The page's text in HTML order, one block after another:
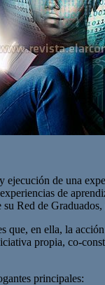
ejecución de una
de
Red de
que, en ella, la
propia, co-
principales: